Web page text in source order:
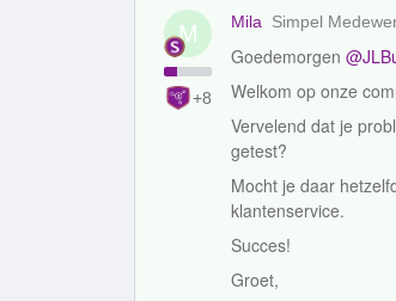
M
+8
Mila Simpel
Goedemorgen
Welkom op onze
Vervelend dat je
getest?
Mocht je daar
klantenservice.
Succes!
Groet,